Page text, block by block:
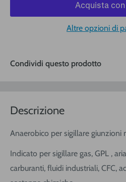
Altre opzioni di
Condividi questo prodotto
Descrizione
Anaerobico per sigillare giunzioni
Indicato per sigillare gas, GPL ,
carburanti, fluidi industriali, CFC,